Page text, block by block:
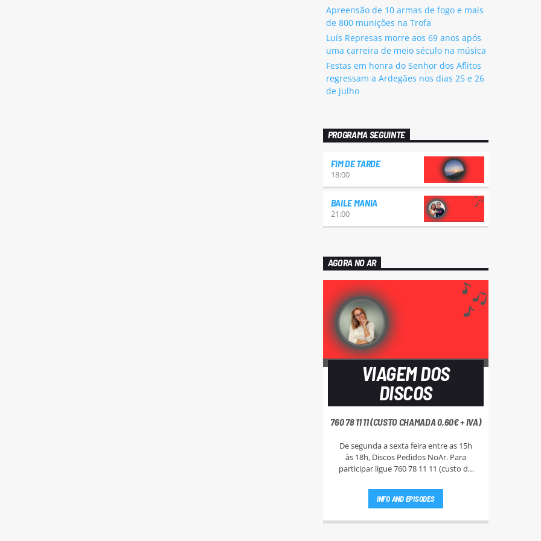
Apreensão de 10 armas de fogo e mais
de 800 munições na Trofa
Luís Represas morre aos 69 anos após
uma carreira de meio século na música
Festas em honra do Senhor dos Aflitos
regressam a Ardegães nos dias 25 e 26
de julho
PROGRAMA SEGUINTE
FIM DE TARDE
18:00
BAILE MANIA
21:00
AGORA NO AR
VIAGEM DOS
DISCOS
760 78 11 11 (CUSTO CHAMADA 0,60€ + IVA)
De segunda a sexta feira entre as 15h
às 18h, Discos Pedidos NoAr. Para
participar ligue 760 78 11 11 (custo da
Rute Andrade ou a Bi Silva entrem em
contato.
INFO AND EPISODES